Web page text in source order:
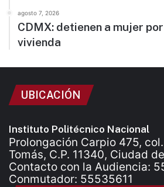
agosto 7, 2026
CDMX: detienen a mujer
vivienda
UBICACIÓN
Instituto Politécnico Nacional
Prolongación Carpio 475,
Tomás, C.P. 11340, Ciudad
Contacto con la Audiencia:
Conmutador: 55535611